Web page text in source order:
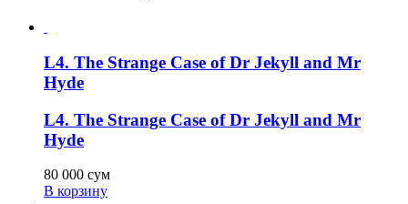
L4. The Strange Case of Dr Jekyll and Mr
Hyde
L4. The Strange Case of Dr Jekyll and Mr
Hyde
80 000 сум
В корзину